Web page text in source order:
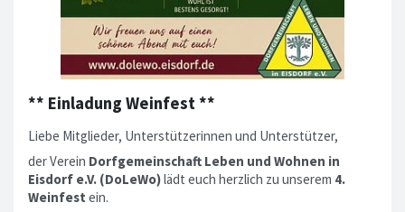
** Einladung Weinfest **
Liebe Mitglieder, Unterstützerinnen und Unterstützer,
der Verein Dorfgemeinschaft Leben und Wohnen in
Eisdorf e.V. (DoLeWo)lädt euch herzlich zu unserem 4.
Weinfest ein.